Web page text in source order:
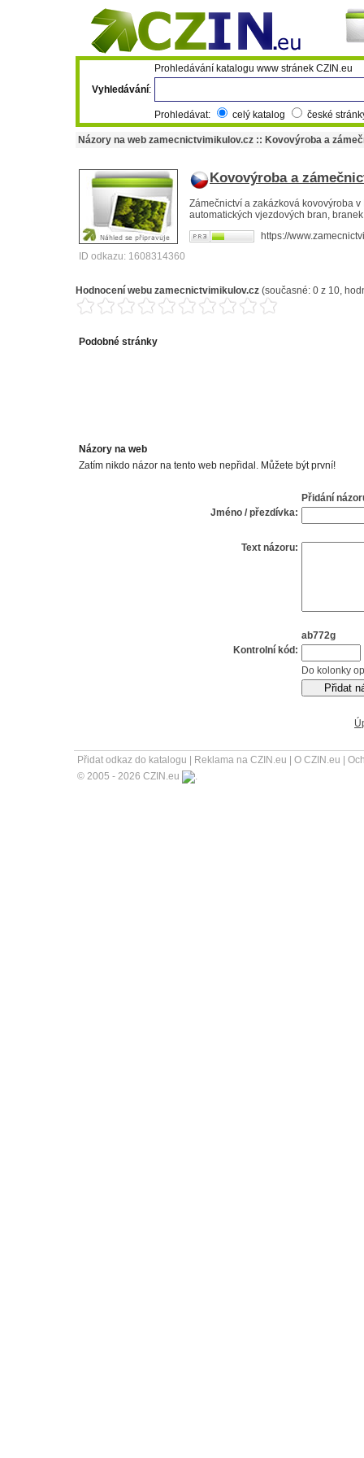
Prohledávání katalogu www stránek CZIN.eu
Vyhledávání:
Prohledávat: celý katalog české
Názory na web zamecnictvimikulov.cz :: Kovovýroba a
Kovovýroba a
Zámečnictví a zakázková kovovýroba
automatických vjezdových bran,
https://
ID odkazu: 1608314360
Hodnocení webu zamecnictvimikulov.cz (současné: 0 z 10,
Podobné stránky
Názory na web
Zatím nikdo názor na tento web nepřidal. Můžete být první!
Přidání
Jméno / přezdívka:
Text názoru:
ab772g
Kontrolní kód:
Do kolonky
Přidat odkaz do katalogu Reklama na CZIN.eu O CZIN.eu
© 2005 - 2026 CZIN.eu